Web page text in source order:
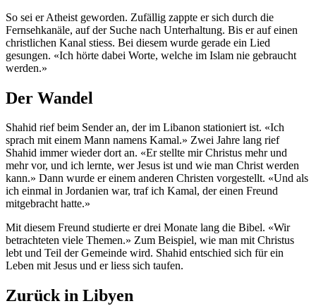
So sei er Atheist geworden. Zufällig zappte er sich durch die
Fernsehkanäle, auf der Suche nach Unterhaltung. Bis er auf einen
christlichen Kanal stiess. Bei diesem wurde gerade ein Lied
gesungen. «Ich hörte dabei Worte, welche im Islam nie gebraucht
werden.»
Der Wandel
Shahid rief beim Sender an, der im Libanon stationiert ist. «Ich
sprach mit einem Mann namens Kamal.» Zwei Jahre lang rief
Shahid immer wieder dort an. «Er stellte mir Christus mehr und
mehr vor, und ich lernte, wer Jesus ist und wie man Christ werden
kann.» Dann wurde er einem anderen Christen vorgestellt. «Und als
ich einmal in Jordanien war, traf ich Kamal, der einen Freund
mitgebracht hatte.»
Mit diesem Freund studierte er drei Monate lang die Bibel. «Wir
betrachteten viele Themen.» Zum Beispiel, wie man mit Christus
lebt und Teil der Gemeinde wird. Shahid entschied sich für ein
Leben mit Jesus und er liess sich taufen.
Zurück in Libyen